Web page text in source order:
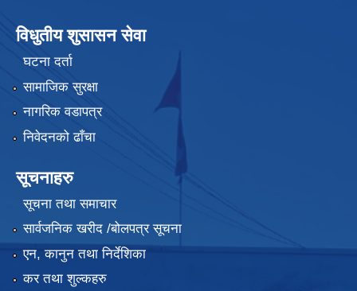
विधुतीय शुसासन सेवा
घटना दर्ता
सामाजिक सुरक्षा
नागरिक वडापत्र
निवेदनको ढाँचा
सूचनाहरु
सूचना तथा समाचार
सार्वजनिक खरीद /बोलपत्र सूचना
एन, कानुन तथा निर्देशिका
कर तथा शुल्कहरु